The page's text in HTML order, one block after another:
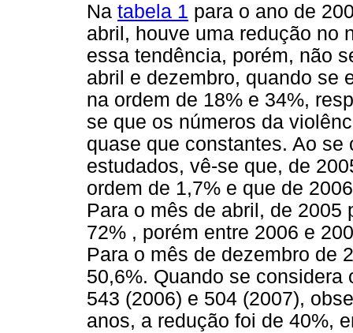
Na tabela 1 para o ano de
abril, houve uma redução no
essa tendência, porém, não
abril e dezembro, quando se
na ordem de 18% e 34%,
se que os números da
quase que constantes. Ao
estudados, vê-se que, de
ordem de 1,7% e que de
Para o mês de abril, de 2005
72% , porém entre 2006 e
Para o mês de dezembro de
50,6%. Quando se
543 (2006) e 504 (2007),
anos, a redução foi de 40%,